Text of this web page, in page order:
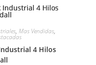
, Mas Vendidas,
4 Hilos